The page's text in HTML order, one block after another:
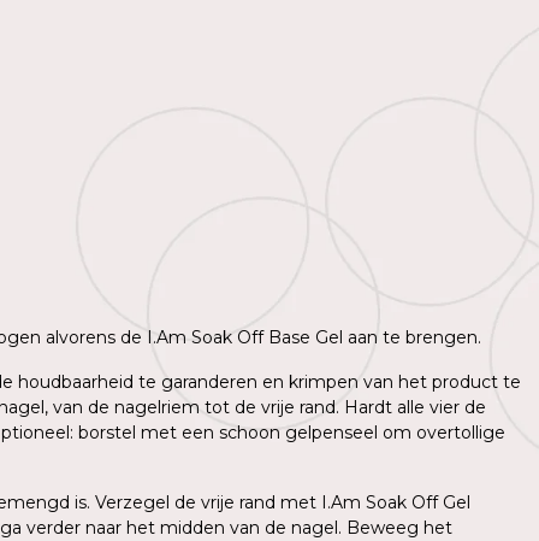
alvorens de I.Am Soak Off Base Gel aan te brengen.
houdbaarheid te garanderen en krimpen van het product te
van de nagelriem tot de vrije rand. Hardt alle vier de
borstel met een schoon gelpenseel om overtollige
is. Verzegel de vrije rand met I.Am Soak Off Gel
verder naar het midden van de nagel. Beweeg het